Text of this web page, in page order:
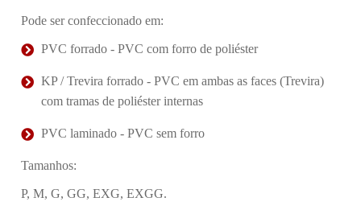
Pode ser confeccionado em:
PVC forrado - PVC com forro de poliéster
KP / Trevira forrado - PVC em ambas as faces (Trevira)
com tramas de poliéster internas
PVC laminado - PVC sem forro
Tamanhos:
P, M, G, GG, EXG, EXGG.